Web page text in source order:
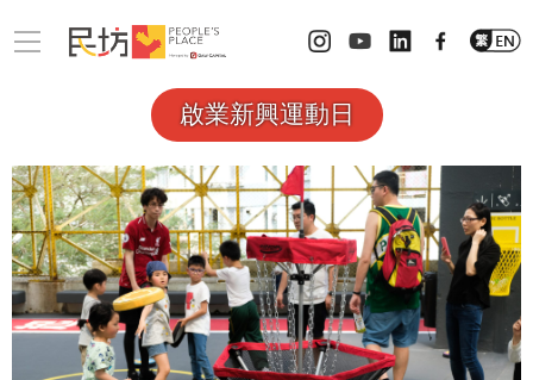
啟業新興運動日